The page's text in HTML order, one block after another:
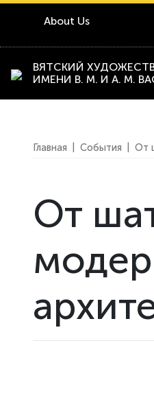
About Us
ВЯТСКИЙ
ИМЕНИ В. М. И А. М.
Главная События От
От